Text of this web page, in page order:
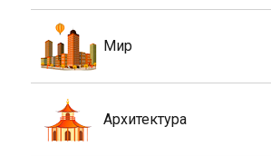
Мир
Архитектура